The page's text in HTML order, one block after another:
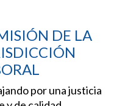
DE LA
por una justicia